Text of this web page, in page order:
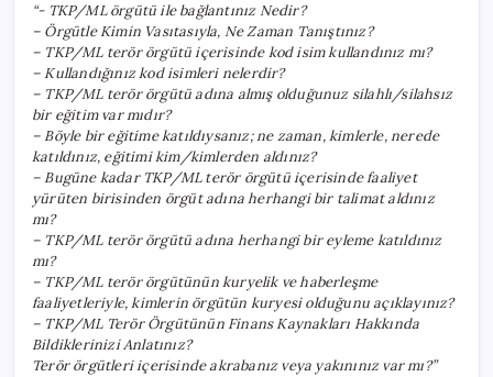
“- TKP/ML örgütü ile bağlantınız Nedir?
– Örgütle Kimin Vasıtasıyla, Ne Zaman Tanıştınız?
– TKP/ML terör örgütü içerisinde kod isim kullandınız mı?
– Kullandığınız kod isimleri nelerdir?
– TKP/ML terör örgütü adına almış olduğunuz silahlı/silahsız
bir eğitim var mıdır?
– Böyle bir eğitime katıldıysanız; ne zaman, kimlerle, nerede
katıldınız, eğitimi kim/kimlerden aldınız?
– Bugüne kadar TKP/ML terör örgütü içerisinde faaliyet
yürüten birisinden örgüt adına herhangi bir talimat aldınız
mı?
– TKP/ML terör örgütü adına herhangi bir eyleme katıldınız
mı?
– TKP/ML terör örgütünün kuryelik ve haberleşme
faaliyetleriyle, kimlerin örgütün kuryesi olduğunu açıklayınız?
– TKP/ML Terör Örgütünün Finans Kaynakları Hakkında
Bildiklerinizi Anlatınız?
Terör örgütleri içerisinde akrabanız veya yakınınız var mı?”